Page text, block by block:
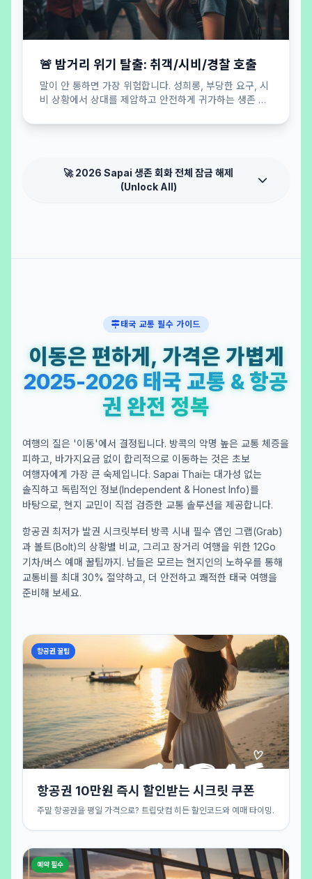
🚨 밤거리 위기 탈출: 취객/시비/경찰 호출
말이 안 통하면 가장 위험합니다. 성희롱, 부당한 요구, 시
비 상황에서 상대를 제압하고 안전하게 귀가하는 생존 버
🚀 2026 Sapai 생존 회화 전체 잠금 해제
(Unlock All)
태국 교통 필수 가이드
이동은 편하게, 가격은 가볍게
2025-2026 태국 교통 & 항공
권 완전 정복
여행의 질은 '이동'에서 결정됩니다. 방콕의 악명 높은 교통 체증을
피하고, 바가지요금 없이 합리적으로 이동하는 것은 초보
여행자에게 가장 큰 숙제입니다. Sapai Thai는 대가성 없는
솔직하고 독립적인 정보(Independent & Honest Info)를
바탕으로, 현지 교민이 직접 검증한 교통 솔루션을 제공합니다.
항공권 최저가 발권 시크릿부터 방콕 시내 필수 앱인 그랩(Grab)
과 볼트(Bolt)의 상황별 비교, 그리고 장거리 여행을 위한 12Go
기차/버스 예매 꿀팁까지. 남들은 모르는 현지인의 노하우를 통해
교통비를 최대 30% 절약하고, 더 안전하고 쾌적한 태국 여행을
준비해 보세요.
항공권 꿀팁
항공권 10만원 즉시 할인받는 시크릿 쿠폰
주말 항공권을 평일 가격으로? 트립닷컴 히든 할인코드와 예매 타이밍.
예약 필수